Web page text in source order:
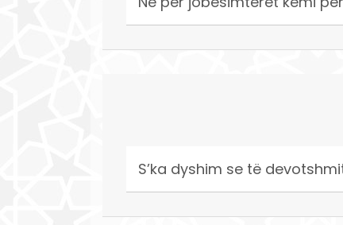
S’ka dyshim se të